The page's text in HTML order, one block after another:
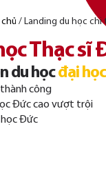
chủ / Landing du học chi
Thạc sĩ
du họcđại học
công
Đức cao vượt trội
Đức